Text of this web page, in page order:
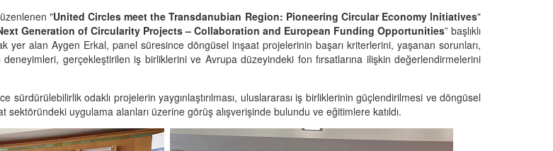
"United Circles meet the Transdanubian Region: Pioneering Circular Economy lnitiatives"
Generation of Circularity Projects – Collaboration and European Funding Opportunities” başlıklı
yer alan Aygen Erkal, panel süresince döngüsel inşaat projelerinin başarı kriterlerini, yaşanan sorunları,
gerçekleştirilen iş birliklerini ve Avrupa düzeyindeki fon fırsatlarına ilişkin değerlendirmelerini
sürdürülebilirlik odaklı projelerin yaygınlaştırılması, uluslararası iş birliklerinin güçlendirilmesi ve döngüsel
sektöründeki uygulama alanları üzerine görüş alışverişinde bulundu ve eğitimlere katıldı.